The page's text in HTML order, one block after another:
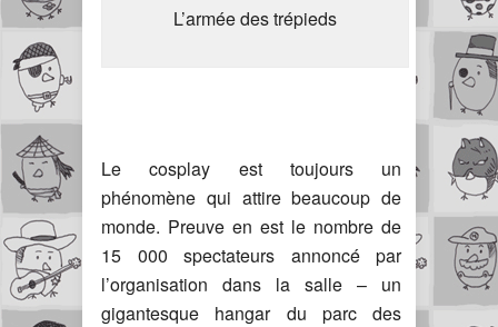
L’armée des trépieds
Le cosplay est toujours un
phénomène qui attire beaucoup de
monde. Preuve en est le nombre de
15 000 spectateurs annoncé par
l’organisation dans la salle – un
gigantesque hangar du parc des